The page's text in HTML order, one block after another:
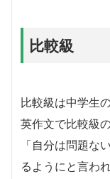
比較級
比較級は中学生
英作文で比較級
「自分は問題な
るようにと言わ